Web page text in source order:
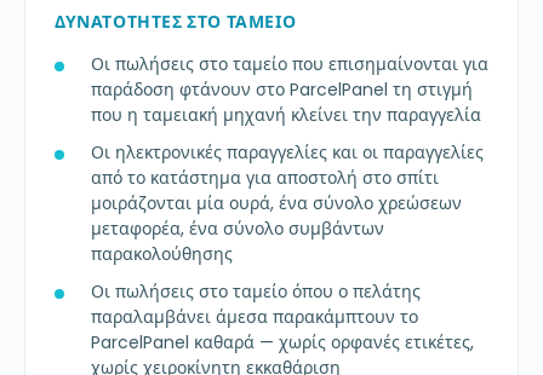
ΔΥΝΑΤΌΤΗΤΕΣ ΣΤΟ ΤΑΜΕΊΟ
Οι πωλήσεις στο ταμείο που επισημαίνονται για
παράδοση φτάνουν στο ParcelPanel τη στιγμή
που η ταμειακή μηχανή κλείνει την παραγγελία
Οι ηλεκτρονικές παραγγελίες και οι παραγγελίες
από το κατάστημα για αποστολή στο σπίτι
μοιράζονται μία ουρά, ένα σύνολο χρεώσεων
μεταφορέα, ένα σύνολο συμβάντων
παρακολούθησης
Οι πωλήσεις στο ταμείο όπου ο πελάτης
παραλαμβάνει άμεσα παρακάμπτουν το
ParcelPanel καθαρά — χωρίς ορφανές ετικέτες,
χωρίς χειροκίνητη εκκαθάριση